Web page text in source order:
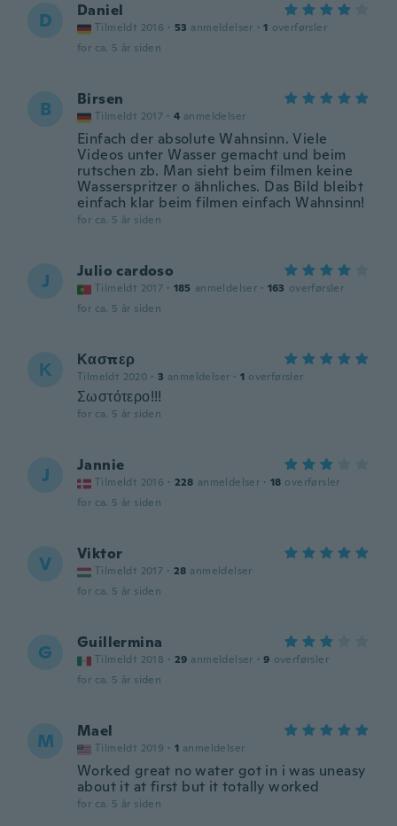
D Daniel
Tilmeldt 2016 · 53 anmeldelser · 1 overførsler
for ca. 5 år siden
B Birsen
Tilmeldt 2017 · 4 anmeldelser
Einfach der absolute Wahnsinn. Viele
Videos unter Wasser gemacht und beim
rutschen zb. Man sieht beim filmen keine
Wasserspritzer o ähnliches. Das Bild bleibt
einfach klar beim filmen einfach Wahnsinn!
for ca. 5 år siden
J Julio cardoso
Tilmeldt 2017 · 185 anmeldelser · 163 overførsler
for ca. 5 år siden
Κ Κασπερ
Tilmeldt 2020 · 3 anmeldelser · 1 overførsler
Σωστότερο!!!
for ca. 5 år siden
J Jannie
Tilmeldt 2016 · 228 anmeldelser · 18 overførsler
for ca. 5 år siden
V Viktor
Tilmeldt 2017 · 28 anmeldelser
for ca. 5 år siden
G Guillermina
Tilmeldt 2018 · 29 anmeldelser · 9 overførsler
for ca. 5 år siden
M Mael
Tilmeldt 2019 · 1 anmeldelser
Worked great no water got in i was uneasy
about it at first but it totally worked
for ca. 5 år siden